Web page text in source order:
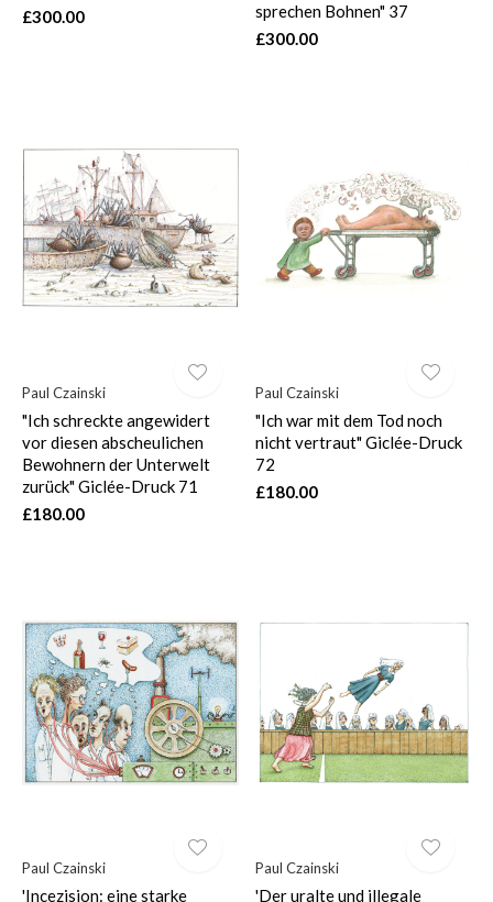
£300.00
sprechen Bohnen" 37
£300.00
Paul Czainski
"Ich schreckte angewidert
vor diesen abscheulichen
Bewohnern der Unterwelt
zurück" Giclée-Druck 71
£180.00
Paul Czainski
"Ich war mit dem Tod noch
nicht vertraut" Giclée-Druck
72
£180.00
Paul Czainski
'Incezision: eine starke
Paul Czainski
'Der uralte und illegale